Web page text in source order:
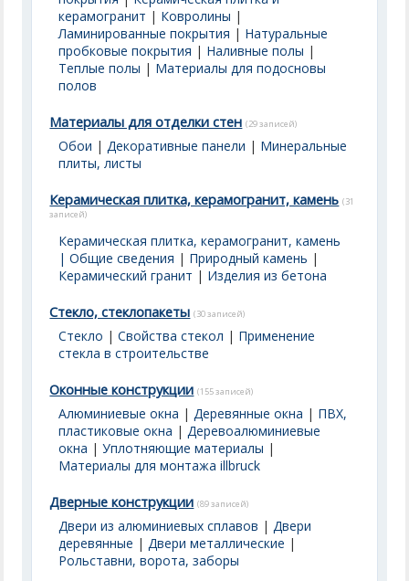
керамогранит | Ковролины |
Ламинированные покрытия | Натуральные
пробковые покрытия | Наливные полы |
Теплые полы | Материалы для подосновы
полов
Материалы для отделки стен (29 записей)
Обои |Декоративные панели | Минеральные
плиты, листы
Керамическая плитка, керамогранит, камень (31
записей)
Керамическая плитка, керамогранит, камень
| Общие сведения | Природный камень |
Керамический гранит | Изделия из бетона
Стекло, стеклопакеты (30 записей)
Стекло |Свойства стекол | Применение
стекла в строительстве
Оконные конструкции (155 записей)
Алюминиевые окна |Деревянные окна | ПВХ,
пластиковые окна |Деревоалюминиевые
окна |Уплотняющие материалы |
Материалы для монтажа illbruck
Дверные конструкции (89 записей)
Двери из алюминиевых сплавов |Двери
деревянные |Двери металлические |
Рольставни, ворота, заборы